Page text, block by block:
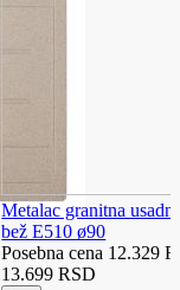
Metalac granitna
bež E510 ø90
Posebna cena 12.329
13.699 RSD